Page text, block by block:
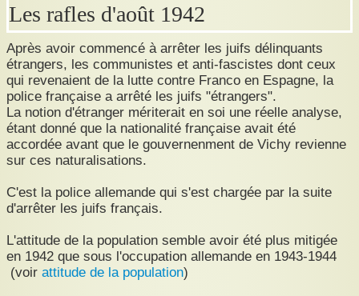
La résistance
Attitude de la population
Population arrêtée : Résultats commentés
Registres de déportation
Liste de 2876 noms
Rafle d'Août 1942
Occupation italienne
Le réseau Marcel
Références video et audio
Les rafles d'août 1942
Après avoir commencé à arrêter les juifs délinquants
étrangers, les communistes et anti-fascistes dont ceux
qui revenaient de la lutte contre Franco en Espagne, la
police française a arrêté les juifs "étrangers".
La notion d'étranger mériterait en soi une réelle analyse,
étant donné que la nationalité française avait été
accordée avant que le gouvernenment de Vichy revienne
sur ces naturalisations.
C'est la police allemande qui s'est chargée par la suite
d'arrêter les juifs français.
L'attitude de la population semble avoir été plus mitigée
en 1942 que sous l'occupation allemande en 1943-1944
(voir attitude de la population)